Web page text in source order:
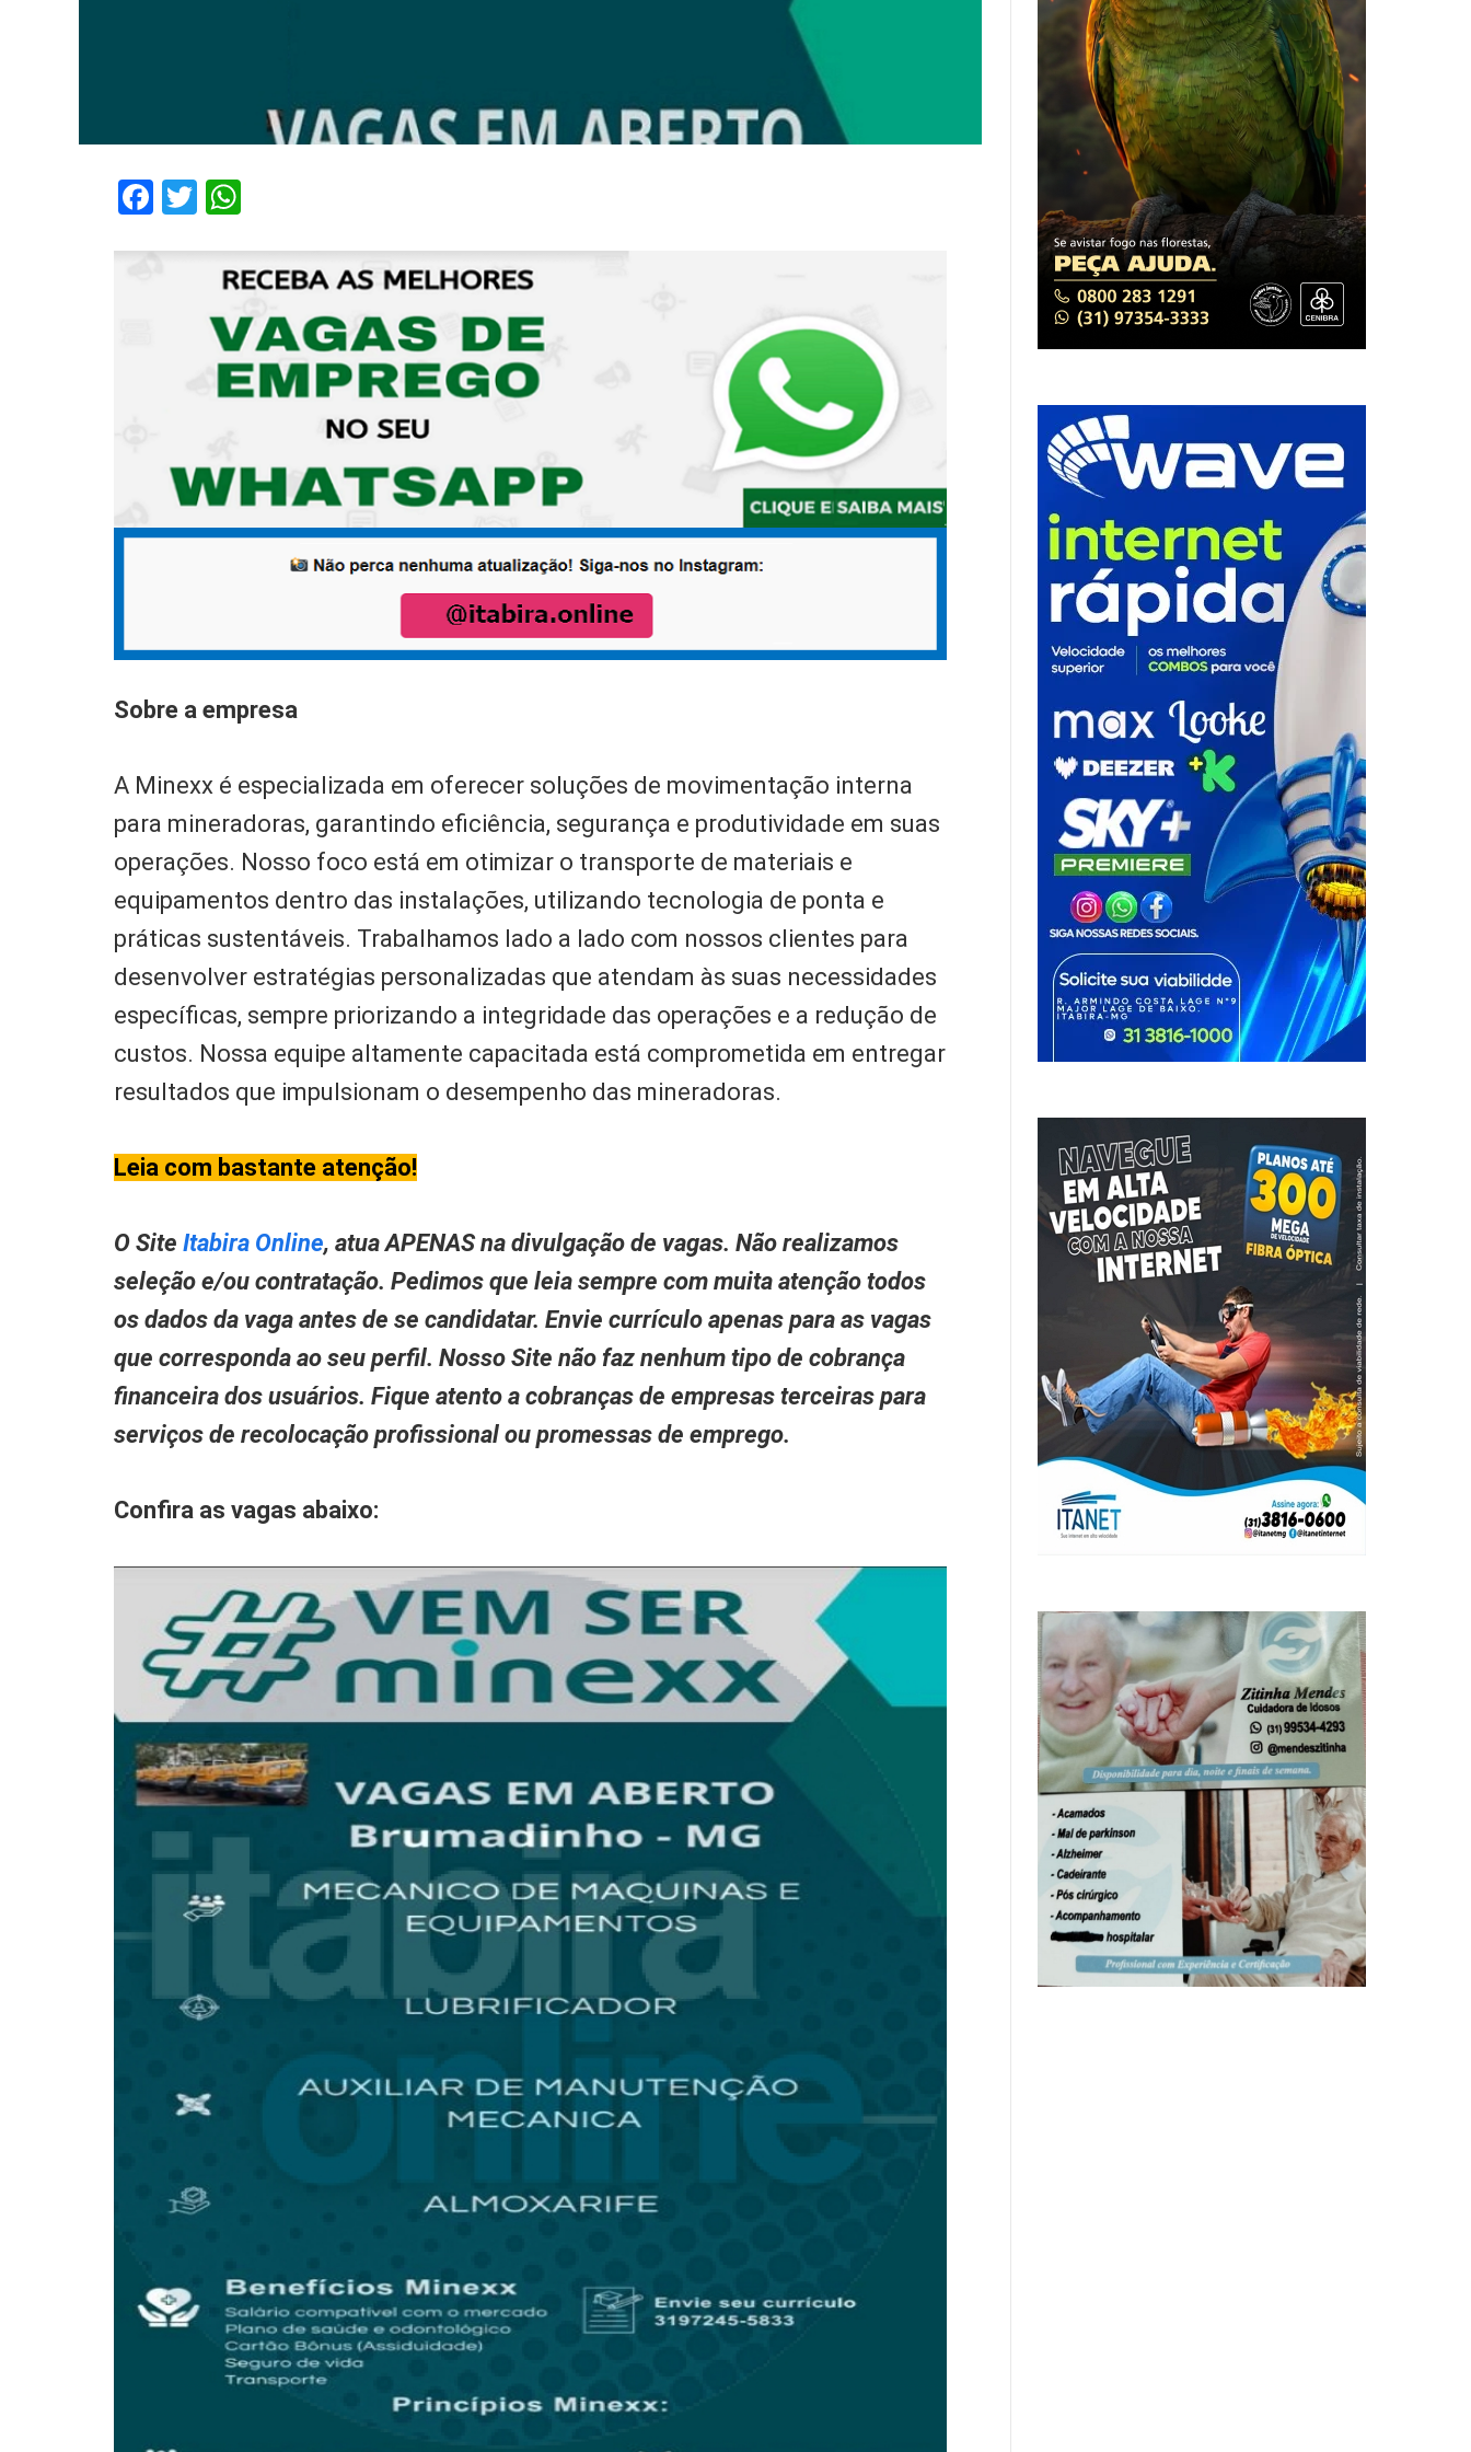
Facebook
Twitter
Sobre a empresa
A Minexx é especializada em oferecer soluções de movimentação interna
para mineradoras, garantindo eficiência, segurança e produtividade em suas
operações. Nosso foco está em otimizar o transporte de materiais e
equipamentos dentro das instalações, utilizando tecnologia de ponta e
práticas sustentáveis. Trabalhamos lado a lado com nossos clientes para
desenvolver estratégias personalizadas que atendam às suas necessidades
específicas, sempre priorizando a integridade das operações e a redução de
custos. Nossa equipe altamente capacitada está comprometida em entregar
resultados que impulsionam o desempenho das mineradoras.
Leia com bastante atenção!
O Site Itabira Online, atua APENAS na divulgação de vagas. Não realizamos
seleção e/ou contratação. Pedimos que leia sempre com muita atenção todos
os dados da vaga antes de se candidatar. Envie currículo apenas para as vagas
que corresponda ao seu perfil. Nosso Site não faz nenhum tipo de cobrança
financeira dos usuários. Fique atento a cobranças de empresas terceiras para
serviços de recolocação profissional ou promessas de emprego.
Confira as vagas abaixo: